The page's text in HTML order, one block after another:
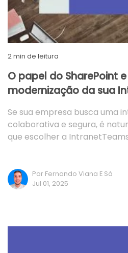
2min de leitura
O papel do SharePoint
modernização da sua
Se sua empresa busca uma
colaborativa e segura, é
que escolher a
Por Fernando Viana E Sá
Jul 01, 2025